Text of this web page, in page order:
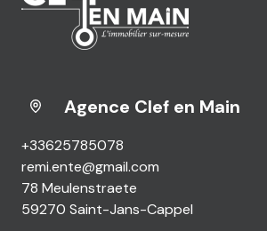
Agence Clef en Main
+33625785078
remi.ente@gmail.com
78 Meulenstraete
59270 Saint-Jans-Cappel